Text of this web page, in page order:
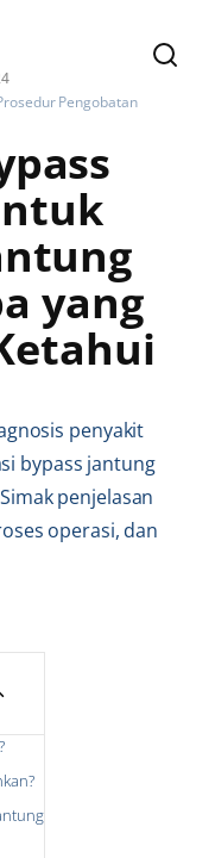
Pengobatan
yang
penyakit
bypass jantung
penjelasan
operasi, dan